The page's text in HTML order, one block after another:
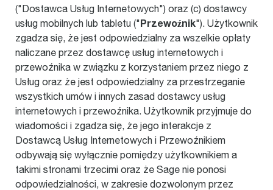
("Dostawca Usług Internetowych") oraz (c) dostawcy
usług mobilnych lub tabletu ("Przewoźnik"). Użytkownik
zgadza się, że jest odpowiedzialny za wszelkie opłaty
naliczane przez dostawcę usług internetowych i
przewoźnika w związku z korzystaniem przez niego z
Usług oraz że jest odpowiedzialny za przestrzeganie
wszystkich umów i innych zasad dostawcy usług
internetowych i przewoźnika. Użytkownik przyjmuje do
wiadomości i zgadza się, że jego interakcje z
Dostawcą Usług Internetowych i Przewoźnikiem
odbywają się wyłącznie pomiędzy użytkownikiem a
takimi stronami trzecimi oraz że Sage nie ponosi
odpowiedzialności, w zakresie dozwolonym przez